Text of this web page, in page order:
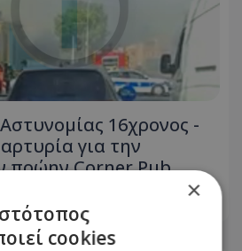
16χρονος -
για την
πρώην Corner Pub
×
cookies